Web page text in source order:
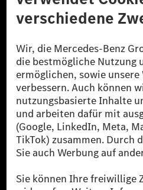
reduzierte CO₂-Emissionen bei der
zertifizierte Ausgleichsprojekte
[2] Renewable Charging ist ein
Public in Europa, den USA, Kanada
Ladestation noch kein Strom aus
verwendet Renewable Charging
sicher, dass für Ladevorgänge über
Strommenge aus erneuerbaren
Sie stammen ausschließlich aus Wind-
als sechs Jahre sind.
* Inkl. EKOenergy Ökolabel
* Die angegebenen Werte wurden nach
Messverfahren WLTP (Worldwide